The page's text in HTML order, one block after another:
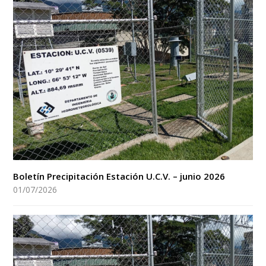
Boletín Precipitación Estación U.C.V. – junio 2026
01/07/2026